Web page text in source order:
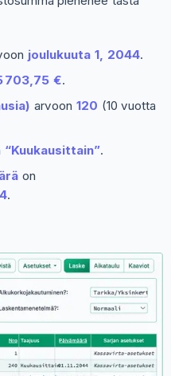
joulukuuta 1, 2044.
703,75 €.
arvoon 120 (10 vuotta
“Kuukausittain”.
on
.